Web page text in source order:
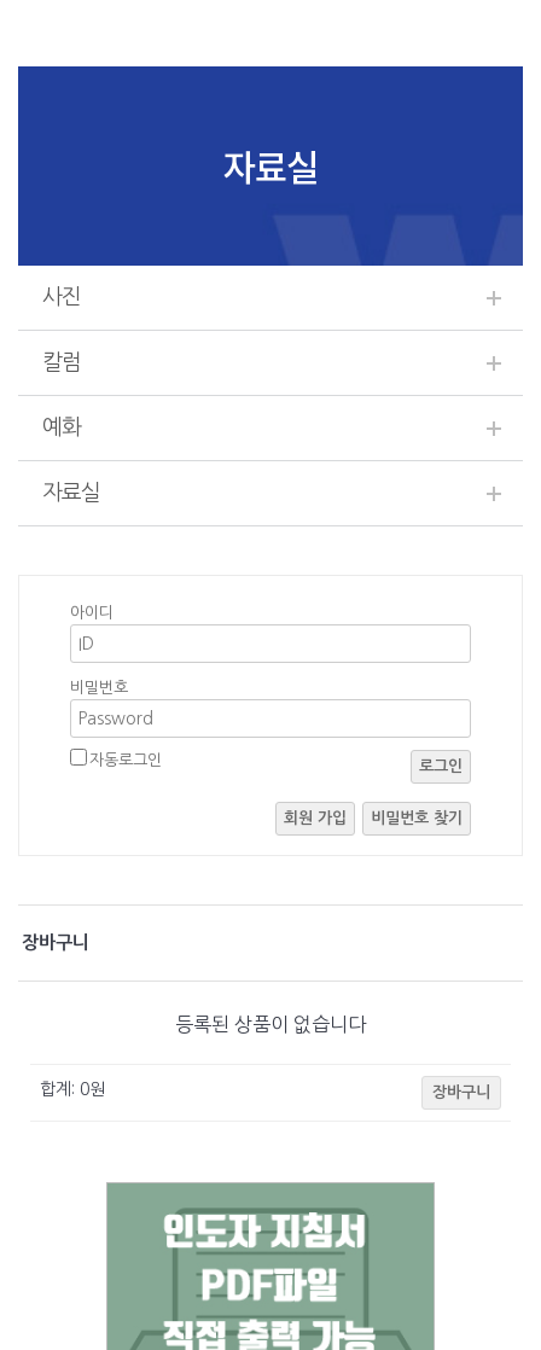
자료실
사진
칼럼
예화
자료실
아이디
비밀번호
자동로그인 로그인
회원 가입 비밀번호 찾기
장바구니
등록된 상품이 없습니다
합계: 0원 장바구니